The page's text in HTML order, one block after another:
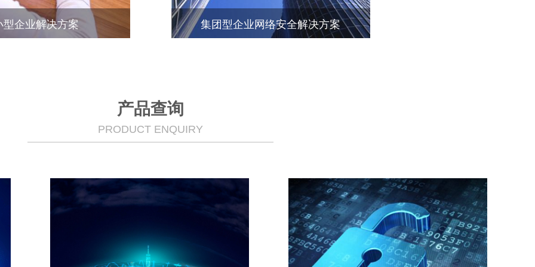
型企业解决方案 集团型企业网络安全解决方案
产品查询
PRODUCT ENQUIRY